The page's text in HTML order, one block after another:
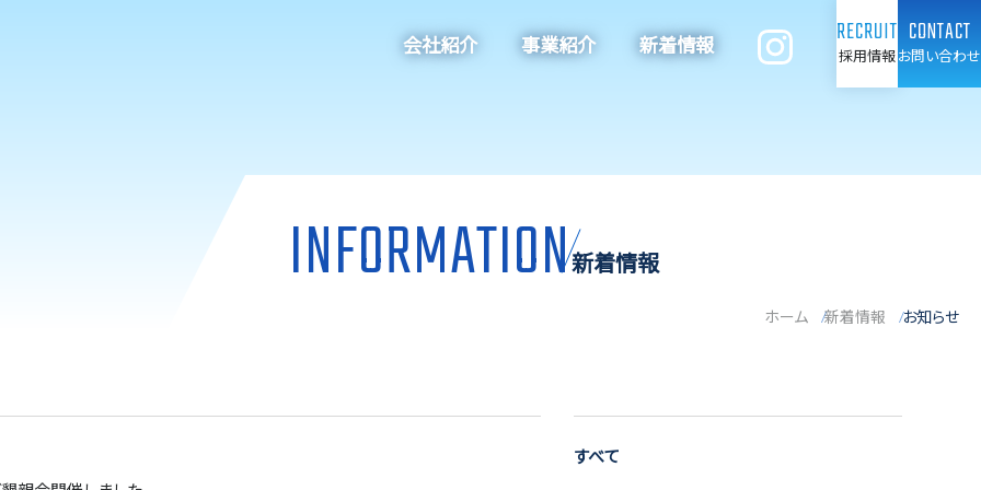
会社紹介 事業紹介 新着情報 RECRUIT
採用情報
CONTACT
お問い合わせ
INFORMATION新着情報
ホーム 新着情報 お知らせ
すべて